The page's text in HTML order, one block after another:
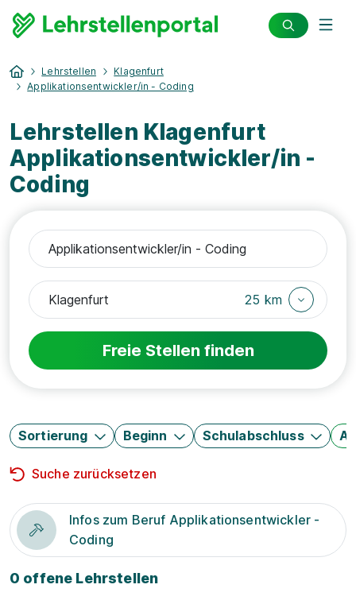
Lehrstellen
Klagenfurt
Applikationsentwickler/in - Coding
Lehrstellen Klagenfurt
Applikationsentwickler/in -
Coding
25 km
Freie Stellen finden
Sortierung Beginn Schulabschluss
Suche zurücksetzen
Infos zum Beruf Applikationsentwickler -
Coding
0 offene Lehrstellen